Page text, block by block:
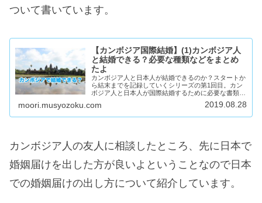
ついて書いています。
【カンボジア国際結婚】(1)カンボジア人
と結婚できる？必要な種類などをまとめ
たよ
カンボジア人と日本人が結婚できるのか？スタートか
ら結末までを記録していくシリーズの第1回目。カン
ボジア人と日本人が国際結婚するために必要な書類や
手続き。結婚の制限などについて書いてます。ぼく自
身の健康問題も大きな不安要素。
moori.musyozoku.com 2019.08.28
カンボジア人の友人に相談したところ、先に日本で
婚姻届けを出した方が良いよということなので日本
での婚姻届けの出し方について紹介しています。